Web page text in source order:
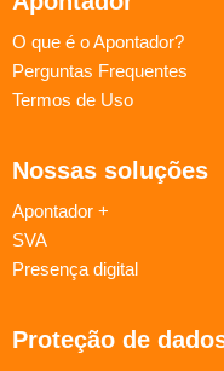
O que é o Apontador?
Perguntas Frequentes
Termos de Uso
Nossas soluções
Apontador +
SVA
Presença digital
Proteção de